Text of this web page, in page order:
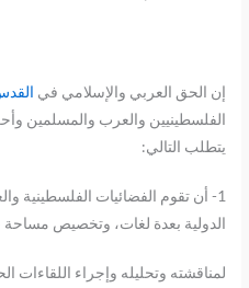
إن الحق العربي والإسلامي في
الفلسطينيين والعرب والمسلمين
يتطلب التالي:
1- أن تقوم الفضائيات الفلسطينية
الدولية بعدة لغات، وتخصيص مساحة
لمناقشته وتحليله وإجراء اللقاءات